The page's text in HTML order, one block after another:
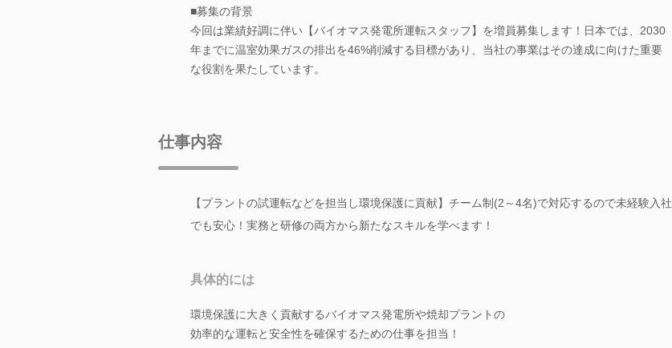
■募集の背景
今回は業績好調に伴い【バイオマス発電所運転スタッフ】を増員募集します！日本では、2030
年までに温室効果ガスの排出を46%削減する目標があり、当社の事業はその達成に向けた重要
な役割を果たしています。
仕事内容
【プラントの試運転などを担当し環境保護に貢献】チーム制(2～4名)で対応するので未経験入社
でも安心！実務と研修の両方から新たなスキルを学べます！
具体的には
環境保護に大きく貢献するバイオマス発電所や焼却プラントの
効率的な運転と安全性を確保するための仕事を担当！